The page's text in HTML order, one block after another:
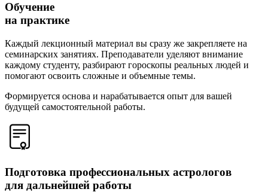
Обучение
на практике
Каждый лекционный материал вы сразу же закрепляете на
семинарских занятиях. Преподаватели уделяют внимание
каждому студенту, разбирают гороскопы реальных людей и
помогают освоить сложные и объемные темы.
Формируется основа и нарабатывается опыт для вашей
будущей самостоятельной работы.
Подготовка профессиональных астрологов
для дальнейшей работы​